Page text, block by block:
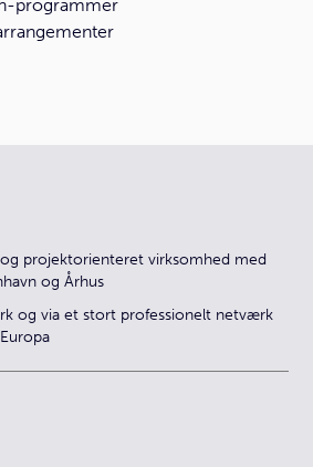
programmer
projektorienteret virksomhed med
og Århus
og via et stort professionelt netværk